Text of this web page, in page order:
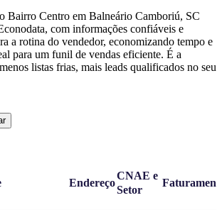
Bairro Centro em Balneário Camboriú, SC
com informações confiáveis e
a rotina do vendedor, economizando tempo e
para um funil de vendas eficiente. É a
listas frias, mais leads qualificados no seu
Endereço
CNAE e
Setor